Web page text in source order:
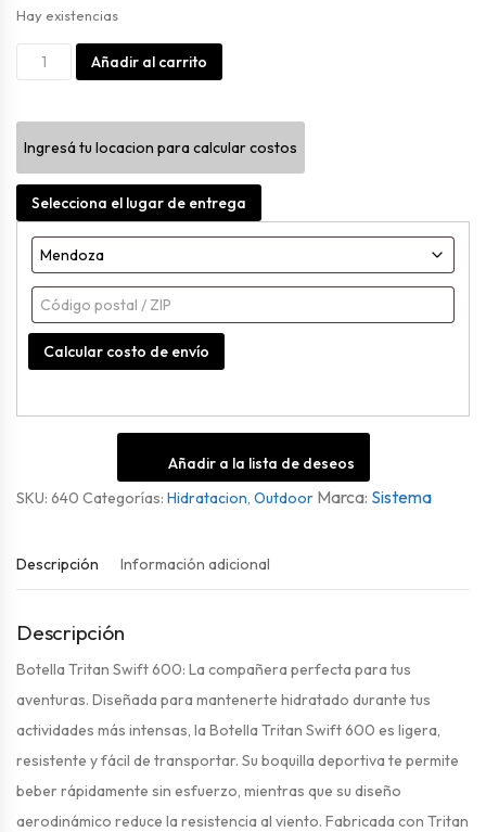
Hay existencias
Botella
Swift
600
Ml
cantidad
Añadir al carrito
Ingresá tu locacion para calcular costos
Selecciona el lugar de entrega
Calcular costo de envío
Añadir a la lista de deseos
SKU: 640 Categorías: Hidratacion, Outdoor Sistema
Descripción Información adicional
Descripción
Botella Tritan Swift 600: La compañera perfecta para tus
aventuras. Diseñada para mantenerte hidratado durante tus
actividades más intensas, la Botella Tritan Swift 600 es ligera,
resistente y fácil de transportar. Su boquilla deportiva te permite
beber rápidamente sin esfuerzo, mientras que su diseño
aerodinámico reduce la resistencia al viento. Fabricada con Tritan